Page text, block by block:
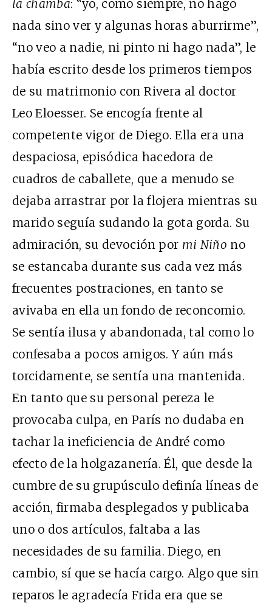
la chamba: “yo, como siempre, no hago
nada sino ver y algunas horas aburrirme”,
“no veo a nadie, ni pinto ni hago nada”, le
había escrito desde los primeros tiempos
de su matrimonio con Rivera al doctor
Leo Eloesser. Se encogía frente al
competente vigor de Diego. Ella era una
despaciosa, episódica hacedora de
cuadros de caballete, que a menudo se
dejaba arrastrar por la flojera mientras su
marido seguía sudando la gota gorda. Su
admiración, su devoción por mi Niño no
se estancaba durante sus cada vez más
frecuentes postraciones, en tanto se
avivaba en ella un fondo de reconcomio.
Se sentía ilusa y abandonada, tal como lo
confesaba a pocos amigos. Y aún más
torcidamente, se sentía una mantenida.
En tanto que su personal pereza le
provocaba culpa, en París no dudaba en
tachar la ineficiencia de André como
efecto de la holgazanería. Él, que desde la
cumbre de su grupúsculo definía líneas de
acción, firmaba desplegados y publicaba
uno o dos artículos, faltaba a las
necesidades de su familia. Diego, en
cambio, sí que se hacía cargo. Algo que sin
reparos le agradecía Frida era que se